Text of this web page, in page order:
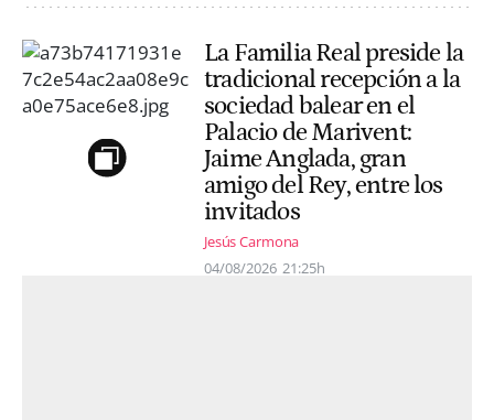
La Familia Real preside la
tradicional recepción a la
sociedad balear en el
Palacio de Marivent:
Jaime Anglada, gran
amigo del Rey, entre los
invitados
Jesús Carmona
04/08/2026 21:25h